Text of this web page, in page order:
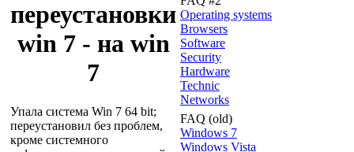
переустановки
win 7 - на win
7
Упала система Win 7 64 bit;
переустановил без проблем,
кроме системного
Operating systems
Browsers
Software
Security
Hardware
Technic
Networks
FAQ (old)
Windows 7
Windows Vista